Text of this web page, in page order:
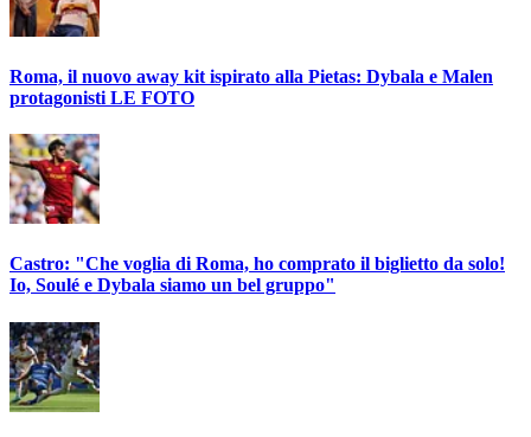
Roma, il nuovo away kit ispirato alla Pietas: Dybala e Malen
protagonisti LE FOTO
Castro: "Che voglia di Roma, ho comprato il biglietto da solo!
Io, Soulé e Dybala siamo un bel gruppo"